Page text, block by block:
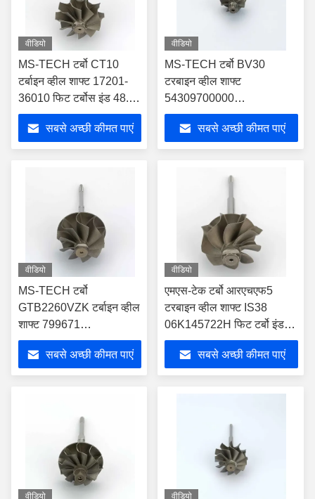
वीडियो
MS-TECH टर्बो CT10
टर्बाइन व्हील शाफ्ट 17201-
36010 फिट टर्बोस इंड 48.9
मिमी एक्सड 41.2 मिमी ब्लेड
10
सबसे अच्छी कीमत पाएं
वीडियो
MS-TECH टर्बो BV30
टरबाइन व्हील शाफ्ट
54309700000
54309880000 टर्बोस में फिट
बैठता है सबसे अच्छी कीमत पाएं
वीडियो
MS-TECH टर्बो
GTB2260VZK टर्बाइन व्हील
शाफ्ट 799671
059145874L फिट टर्बो ब्लेड
सबसे अच्छी कीमत पाएं
वीडियो
एमएस-टेक टर्बो आरएचएफ5
टरबाइन व्हील शाफ्ट IS38
06K145722H फिट टर्बो इंड
54.74 मिमी एक्सड 47.45 मिमी
ब्लेड 8 सबसे अच्छी कीमत पाएं
वीडियो वीडियो